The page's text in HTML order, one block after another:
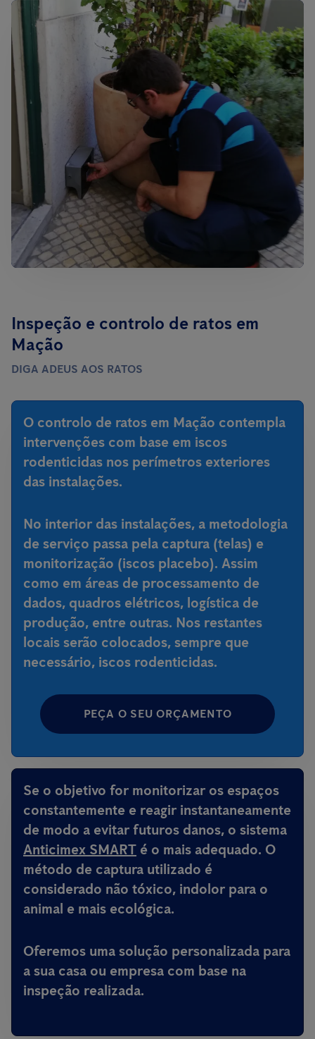
Inspeção e controlo de ratos em
Mação
DIGA ADEUS AOS RATOS
O controlo de ratos em Mação contempla
intervenções com base em iscos
rodenticidas nos perímetros exteriores
das instalações.
No interior das instalações, a metodologia
de serviço passa pela captura (telas) e
monitorização (iscos placebo). Assim
como em áreas de processamento de
dados, quadros elétricos, logística de
produção, entre outras. Nos restantes
locais serão colocados, sempre que
necessário, iscos rodenticidas.
PEÇA O SEU ORÇAMENTO
Se o objetivo for monitorizar os espaços
constantemente e reagir instantaneamente
de modo a evitar futuros danos, o sistema
Anticimex SMART é o mais adequado. O
método de captura utilizado é
considerado não tóxico, indolor para o
animal e mais ecológica.
Oferemos uma solução personalizada para
a sua casa ou empresa com base na
inspeção realizada.